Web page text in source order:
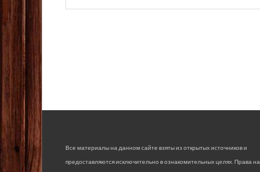
Все материалы на данном сайте взяты из открытых источников и
предоставляются исключительно в ознакомительных целях. Права на